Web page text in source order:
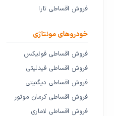
فروش اقساطی تارا
خودروهای مونتاژی
فروش اقساطی فونیکس
فروش اقساطی فیدلیتی
فروش اقساطی دیگنیتی
فروش اقساطی کرمان موتور
فروش اقساطی لاماری